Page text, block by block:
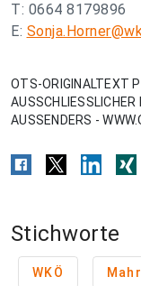
T: 0664 8179896
E:
OTS-ORIGINALTEXT
AUSSCHLIESSLICHER
AUSSENDERS -
Stichworte
WKÖ